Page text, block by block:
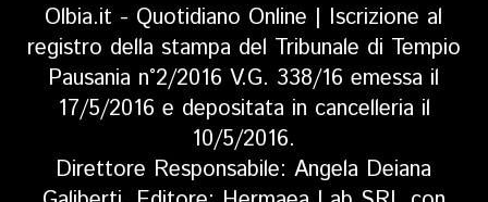
Olbia.it - Quotidiano Online | Iscrizione al
registro della stampa del Tribunale di Tempio
Pausania n°2/2016 V.G. 338/16 emessa il
17/5/2016 e depositata in cancelleria il
10/5/2016.
Direttore Responsabile: Angela Deiana